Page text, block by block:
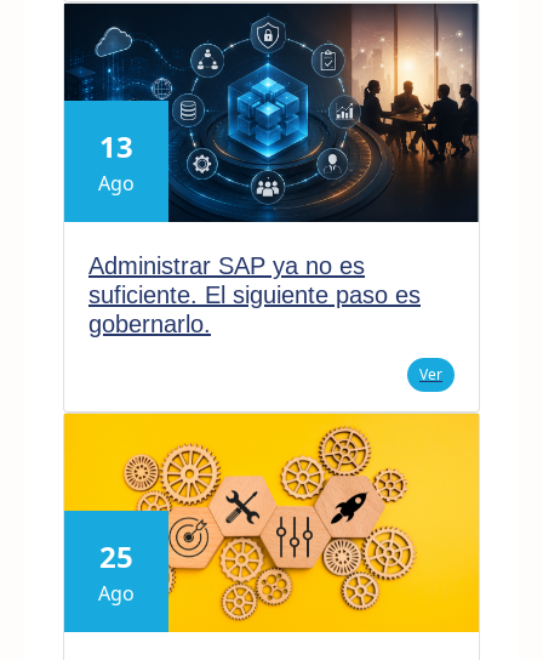
13
Ago
Administrar SAP ya no es
suficiente. El siguiente paso es
gobernarlo.
Ver
25
Ago